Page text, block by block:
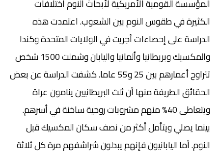
المؤسسة القومية الأمريكية لأبحاث النوم اختلافات
الكثيرة في طقوس النوم بين الشعوب. اعتمدت هذه
الدراسة على إحصاءات أجريت في الولايات المتحدة وكندا
والمكسيك وبريطانيا وألمانيا واليابان وشملت 1500 شخص
تتراوح أعمارهم بين 25 و55 عاما. كشفت الدراسة عن بعض
الحقائق الطريفة منها أن ثلث البريطانيين ينامون عراة
ويتعاطى 40% منهم مشروبات روحية ساخنة في أسرهم.
بينما يصلي ويتأمل أكثر من نصف سكان المكسيك قبل
النوم. أما اليابانيون فإنهم يبدلون شراشفهم مرة كل ثلاثة